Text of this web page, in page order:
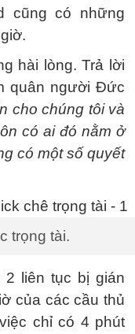
cũng có những
hài lòng. Trả lời
quân người Đức
cho chúng tôi và
có ai đó nằm ở
có một số quyết
trọng tài.
2 liên tục bị gián
của các cầu thủ
chỉ có 4 phút